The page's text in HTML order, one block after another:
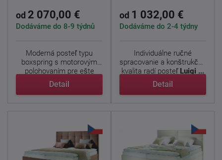
od 2 070,00 €
Dodáváme do 8-9 týdnů
Moderná posteľ typu
boxspring s motorovým
polohovaním pre ešte
väčšie ...
Detail
od 1 032,00 €
Dodáváme do 2-4 týdny
Individuálne ručné
spracovanie a konštrukčná
kvalita radí posteľ Luigi ...
Detail